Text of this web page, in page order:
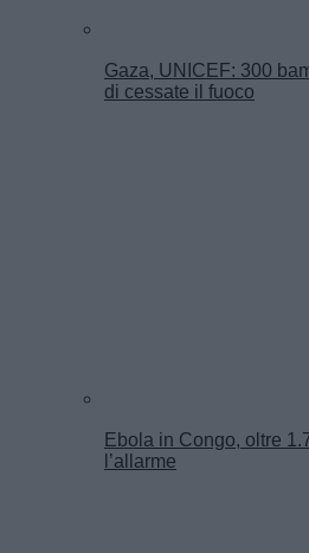
Gaza, UNICEF: 300
di cessate il fuoco
Ebola in Congo, oltre
l’allarme